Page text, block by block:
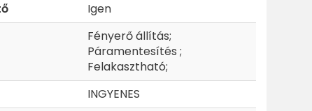
Igen
Fényerő állítás;
Páramentesítés ;
Felakasztható;
INGYENES